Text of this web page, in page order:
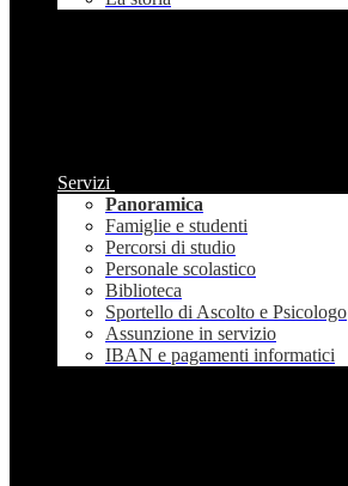
Servizi
Panoramica
Famiglie e studenti
Percorsi di studio
Personale scolastico
Biblioteca
Sportello di Ascolto e Psicologo
Assunzione in servizio
IBAN e pagamenti informatici